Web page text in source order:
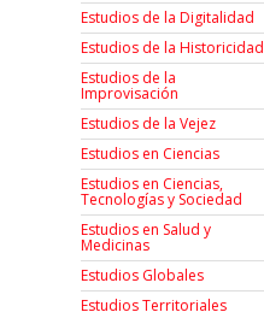
Estudios de la Digitalidad
Estudios de la Historicidad
Estudios de la
Improvisación
Estudios de la Vejez
Estudios en Ciencias
Estudios en Ciencias,
Tecnologías y Sociedad
Estudios en Salud y
Medicinas
Estudios Globales
Estudios Territoriales